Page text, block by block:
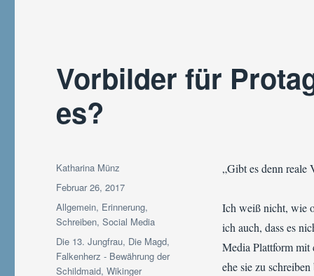
Vorbilder für
es?
„Gibt es denn reale
Ich weiß nicht, wie
ich auch, dass es
Media Plattform mit
ehe sie zu
Autor
Katharina Münz
Veröffentlicht
am
Februar 26, 2017
Kategorien
Allgemein, Erinnerung,
Schreiben,Social Media
Schlagwörter
Die 13. Jungfrau, Die Magd,
Falkenherz - Bewährung der
Schildmaid,Wikinger